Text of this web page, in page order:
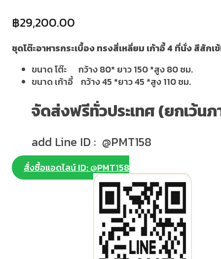
฿29,200.00
ชุดโต๊ะอาหารกระเบื้อง ทรงสี่เหลี่ยม เก้าอี้ 4 ที่นั่ง สีสัก
ขนาด โต๊ะ กว้าง 80* ยาว 150 *สูง 80 ซม.
ขนาด เก้าอี้ กว้าง 45 *ยาว 45 *สูง 110 ซม.
จัดส่งฟรีทั่วประเทศ (ยกเว้นภ
add Line ID : @PMT158
สั่งซื้อแอดไลน์ ID: @PMT158